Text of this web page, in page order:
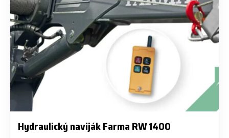
Hydraulický naviják Farma RW 1400